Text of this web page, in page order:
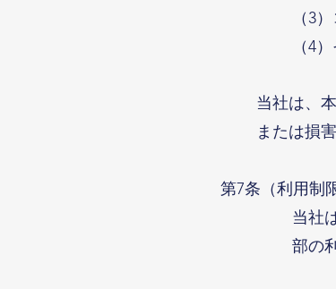
（3
（4
当社は、
または損
第7条（利用制
当社
部の